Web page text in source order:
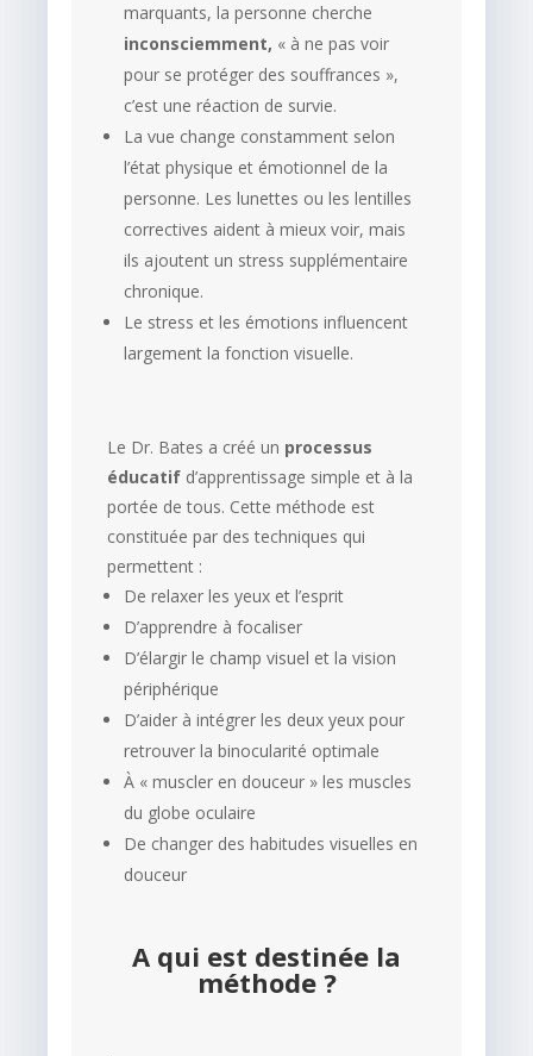
marquants, la personne cherche
inconsciemment, « à ne pas voir
pour se protéger des souffrances »,
c’est une réaction de survie.
La vue change constamment selon
l’état physique et émotionnel de la
personne. Les lunettes ou les lentilles
correctives aident à mieux voir, mais
ils ajoutent un stress supplémentaire
chronique.
Le stress et les émotions influencent
largement la fonction visuelle.
Le Dr. Bates a créé un processus
éducatif d’apprentissage simple et à la
portée de tous. Cette méthode est
constituée par des techniques qui
permettent :
De relaxer les yeux et l’esprit
D’apprendre à focaliser
D’élargir le champ visuel et la vision
périphérique
D’aider à intégrer les deux yeux pour
retrouver la binocularité optimale
À « muscler en douceur » les muscles
du globe oculaire
De changer des habitudes visuelles en
douceur
A qui est destinée la
méthode ?